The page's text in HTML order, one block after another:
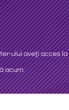
ului aveţiacces la
acum: